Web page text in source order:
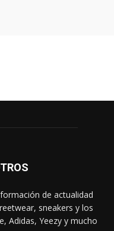
de actualidad
sneakers y los
Adidas, Yeezy y mucho